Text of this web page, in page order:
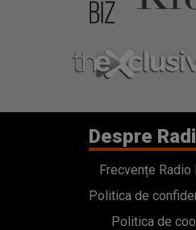
Despre
Frecvențe Radio
Politica de
Politica de